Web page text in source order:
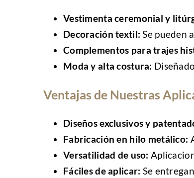
Vestimenta ceremonial y
Decoración textil: Se pueden
Complementos para trajes
Moda y alta costura:
Ventajas de Nuestras
Diseños exclusivos y
Fabricación en hilo metálico:
Versatilidad de uso:
Fáciles de aplicar: Se